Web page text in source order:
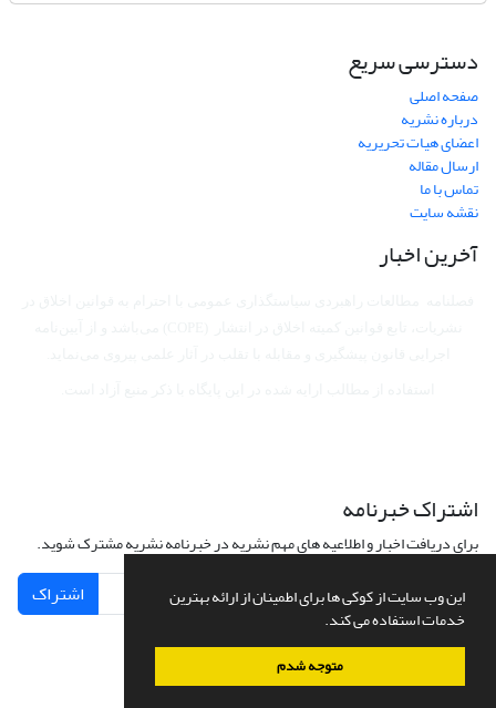
این وب سایت از کوکی ها برای اطمینان از ارائه بهترین
خدمات استفاده می کند.
متوجه شدم
دسترسی سریع
صفحه اصلی
درباره نشریه
اعضای هیات تحریریه
ارسال مقاله
تماس با ما
نقشه سایت
آخرین اخبار
اشتراک خبرنامه
برای دریافت اخبار و اطلاعیه های مهم نشریه در خبرنامه نشریه مشترک شوید.
اشتراک
سامانه مدیریت نشریات علمی.طراحی و پیاده سازی ازسیناوب